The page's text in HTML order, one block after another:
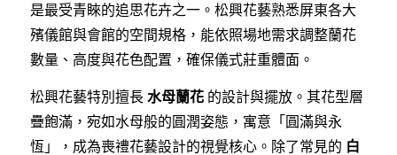
是最受青睞的追思花卉之一。松興花藝熟悉屏東各大
殯儀館與會館的空間規格，能依照場地需求調整蘭花
數量、高度與花色配置，確保儀式莊重體面。
松興花藝特別擅長 水母蘭花的設計與擺放。其花型層
疊飽滿，宛如水母般的圓潤姿態，寓意「圓滿與永
恆」，成為喪禮花藝設計的視覺核心。除了常見的 白